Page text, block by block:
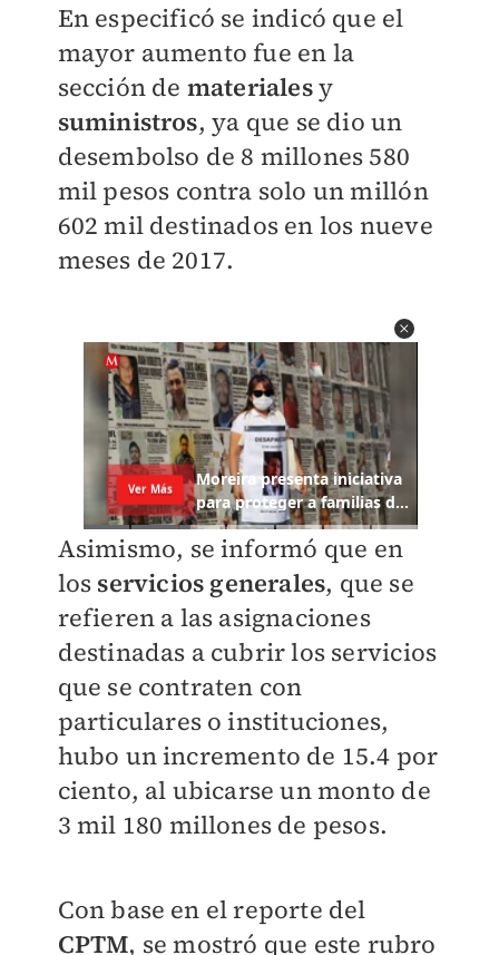
En especificó se indicó que el
mayor aumento fue en la
sección de materialesy
suministros,ya que se dio un
desembolso de 8 millones 580
mil pesos contra solo un millón
602 mil destinados en los nueve
meses de 2017.
Asimismo, se informó que en
los servicios generales, que se
refieren a las asignaciones
destinadas a cubrir los servicios
que se contraten con
particulares o instituciones,
hubo un incremento de 15.4 por
ciento, al ubicarse un monto de
3 mil 180 millones de pesos.
Con base en el reporte del
CPTM, se mostró que este rubro